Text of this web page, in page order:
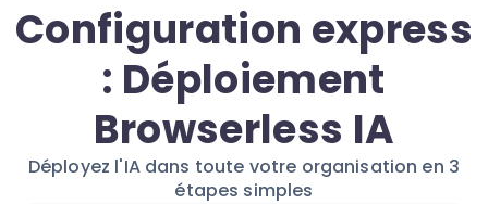
Configuration express
: Déploiement
Browserless IA
Déployez l'IA dans toute votre organisation en 3
étapes simples